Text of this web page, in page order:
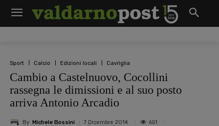
Sport Calcio Edizioni locali Cavriglia
Cambio a Castelnuovo, Cocollini
rassegna le dimissioni e al suo posto
arriva Antonio Arcadio
By Michele Bossini 7 Dicembre 2014 651